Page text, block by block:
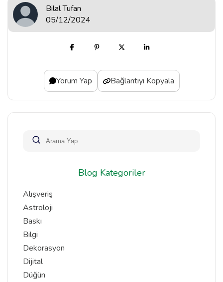
Bilal Tufan
05/12/2024
Yorum Yap Bağlantıyı Kopyala
Blog Kategoriler
Alışveriş
Astroloji
Baskı
Bilgi
Dekorasyon
Dijital
Düğün